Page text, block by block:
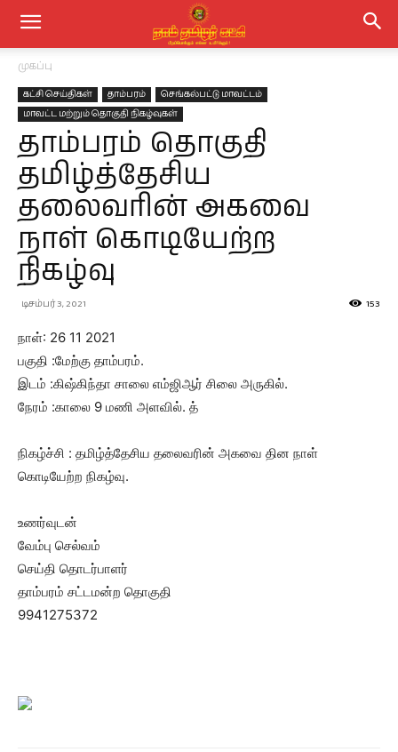
முகப்பு
கட்சி செய்திகள் தாம்பரம்
செங்கல்பட்டு மாவட்டம்
மாவட்ட மற்றும் தொகுதி நிகழ்வுகள்
தாம்பரம் தொகுதி
தமிழ்த்தேசிய
தலைவரின் அகவை
நாள் கொடியேற்ற
நிகழ்வு
டிசம்பர் 3, 2021 153
நாள்: 26 11 2021
பகுதி :மேற்கு தாம்பரம்.
இடம் :கிஷ்கிந்தா சாலை எம்ஜிஆர் சிலை அருகில்.
நேரம் :காலை 9 மணி அளவில். த்
நிகழ்ச்சி : தமிழ்த்தேசிய தலைவரின் அகவை தின நாள்
கொடியேற்ற நிகழ்வு.
உணர்வுடன்
வேம்பு செல்வம்
செய்தி தொடர்பாளர்
தாம்பரம் சட்டமன்ற தொகுதி
9941275372